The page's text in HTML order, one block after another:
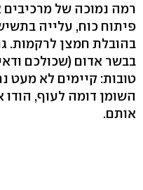
רמה נמוכה של
פיתוח כוח, עלייה
בהובלת חמצן לרקמות.
בבשר אדום (שכולכם
טובות: קיימים לא מעט
השומן דומה לעוף,
אותם.